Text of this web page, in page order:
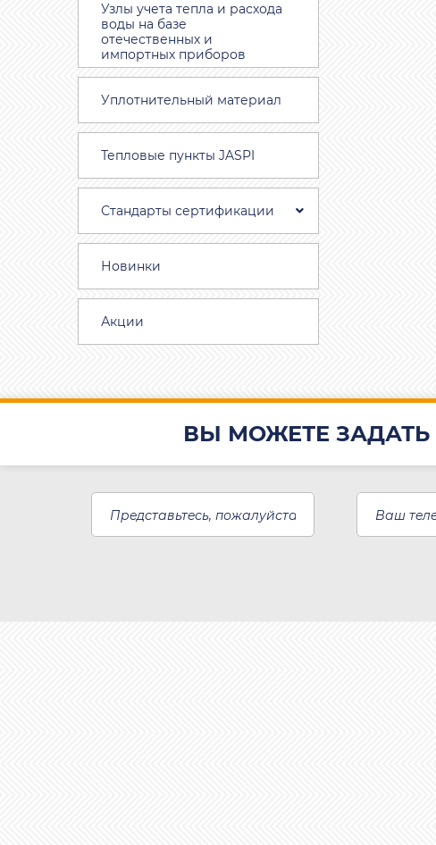
Узлы учета тепла и расхода
воды на базе
отечественных и
импортных приборов
Уплотнительный материал
Тепловые пункты JASPI
Стандарты сертификации
Новинки
Акции
ВЫ МОЖЕТЕ